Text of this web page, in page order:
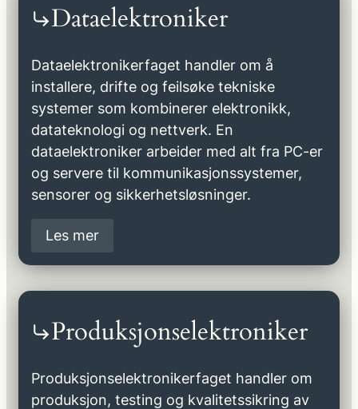
Dataelektroniker
Dataelektronikerfaget handler om å
installere, drifte og feilsøke tekniske
systemer som kombinerer elektronikk,
datateknologi og nettverk. En
dataelektroniker arbeider med alt fra PC-er
og servere til kommunikasjonssystemer,
sensorer og sikkerhetsløsninger.
Les mer
Produksjonselektroniker
Produksjonselektronikerfaget handler om
produksjon, testing og kvalitetssikring av